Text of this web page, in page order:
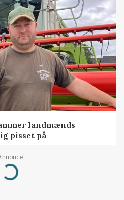
landmænds
pisset på